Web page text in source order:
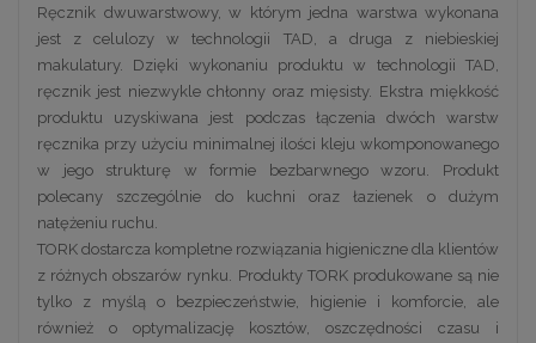
Ręcznik dwuwarstwowy, w którym jedna warstwa wykonana
jest z celulozy w technologii TAD, a druga z niebieskiej
makulatury. Dzięki wykonaniu produktu w technologii TAD,
ręcznik jest niezwykle chłonny oraz mięsisty. Ekstra miękkość
produktu uzyskiwana jest podczas łączenia dwóch warstw
ręcznika przy użyciu minimalnej ilości kleju wkomponowanego
w jego strukturę w formie bezbarwnego wzoru. Produkt
polecany szczególnie do kuchni oraz łazienek o dużym
natężeniu ruchu.
TORK dostarcza kompletne rozwiązania higieniczne dla klientów
z różnych obszarów rynku. Produkty TORK produkowane są nie
tylko z myślą o bezpieczeństwie, higienie i komforcie, ale
również o optymalizację kosztów, oszczędności czasu i